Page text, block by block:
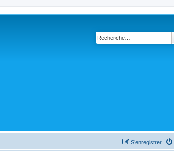
S’enregistrer